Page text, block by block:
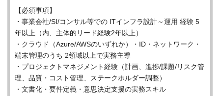
【必須事項】
・事業会社/SI/コンサル等での ITインフラ設計～運用 経験 5
年以上（内、主体的リード経験2年以上）
・クラウド（Azure/AWSのいずれか）・ID・ネットワーク・
端末管理のうち 2領域以上で実務主導
・プロジェクトマネジメント経験（計画、進捗/課題/リスク管
理、品質・コスト管理、ステークホルダー調整）
・文書化・要件定義・意思決定支援の実務スキル